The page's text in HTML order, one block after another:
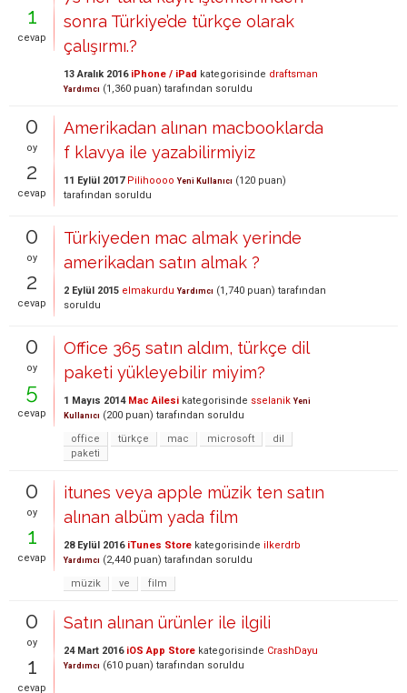
1
cevap
sonra Türkiye’de türkçe olarak
çalışırmı.?
13 Aralık 2016 iPhone / iPad kategorisinde draftsman
Yardımcı (1,360 puan) tarafından soruldu
0
oy
2
cevap
Amerikadan alınan macbooklarda
f klavya ile yazabilirmiyiz
11 Eylül 2017 Pilihoooo Yeni Kullanıcı (120 puan)
tarafından soruldu
0
oy
2
cevap
Türkiyeden mac almak yerinde
amerikadan satın almak ?
2 Eylül 2015 elmakurdu Yardımcı (1,740 puan) tarafından
soruldu
0
oy
5
cevap
Office 365 satın aldım, türkçe dil
paketi yükleyebilir miyim?
1 Mayıs 2014 Mac Ailesi kategorisinde sselanik Yeni
Kullanıcı (200 puan) tarafından soruldu
office
türkçe mac microsoft
dil
paketi
0
oy
1
cevap
itunes veya apple müzik ten satın
alınan albüm yada film
28 Eylül 2016 iTunes Store kategorisinde ilkerdrb
Yardımcı (2,440 puan) tarafından soruldu
müzik
ve film
0
oy
1
cevap
Satın alınan ürünler ile ilgili
24 Mart 2016 iOS App Store kategorisinde CrashDayu
Yardımcı (610 puan) tarafından soruldu